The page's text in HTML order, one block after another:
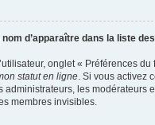
d’apparaître dans la liste
onglet « Préférences du
statut en ligne. Si vous activez
administrateurs, les modérateurs
membres invisibles.